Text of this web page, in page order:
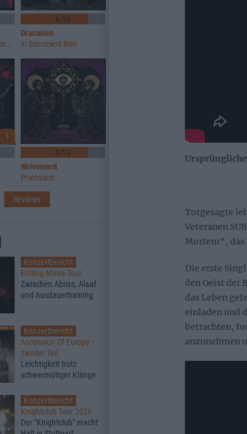
Totgesagte
Veteranen
Mortem“, das
Die erste
den Geist der
das Leben
einladen und
betrachten,
anzunehmen
A Dark Poem, Part II: Sanguis
8/10
Draconian
In Somnolent Ruin
1
8/10
Wolvennest
Procession
Reviews
Konzertbericht
Erdling Mana-Tour
Zwischen Abriss, Alaaf
und Ausdauertraining
Konzertbericht
Ascension Of Europe -
zweiter Teil
Leichtigkeit trotz
schwermütiger Klänge
Konzertbericht
Knightclub Tour 2026
Der "Knightclub" macht